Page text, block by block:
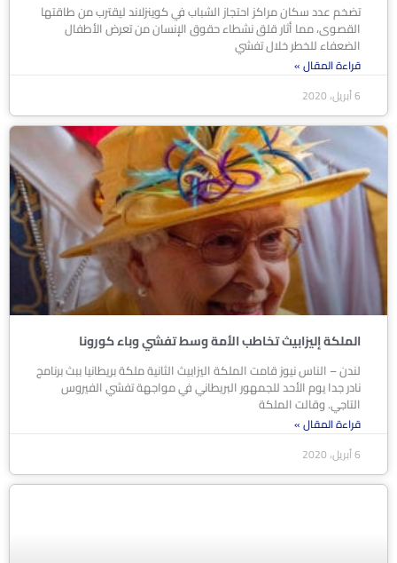
تضخم عدد سكان مراكز احتجاز الشباب في كوينزلاند ليقترب من طاقتها
القصوى، مما أثار قلق نشطاء حقوق الإنسان من تعرض الأطفال
الضعفاء للخطر خلال تفشي
قراءة المقال »
6 أبريل، 2020
الملكة إليزابيث تخاطب الأمة وسط تفشي وباء كورونا
لندن – الناس نيوز قامت الملكة اليزابيث الثانية ملكة بريطانيا ببث برنامج
نادر جدا يوم الأحد للجمهور البريطاني في مواجهة تفشي الفيروس
التاجي. وقالت الملكة
قراءة المقال »
6 أبريل، 2020